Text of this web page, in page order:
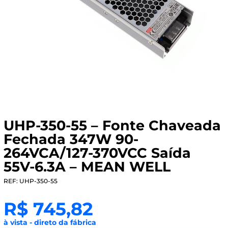
UHP-350-55 – Fonte Chaveada
Fechada 347W 90-
264VCA/127-370VCC Saída
55V-6.3A – MEAN WELL
REF: UHP-350-55
R$745,82
à vista - direto da fábrica